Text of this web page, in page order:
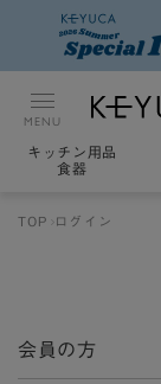
MENU
キッチン用品
食器
TOP ログイン
会員の方